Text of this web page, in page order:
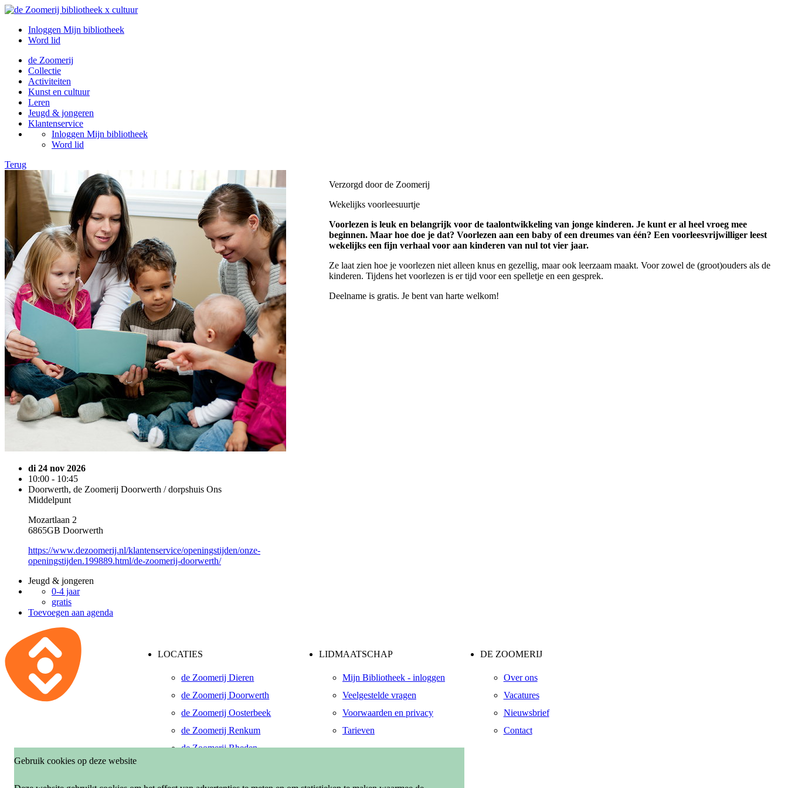
Gebruik cookies op deze website
Inloggen Mijn bibliotheek
Word lid
de Zoomerij
Collectie
Activiteiten
Kunst en cultuur
Leren
Jeugd & jongeren
Klantenservice
Inloggen Mijn bibliotheek
Word lid
Terug
di 24 nov 2026
10:00 - 10:45
Doorwerth, de Zoomerij Doorwerth / dorpshuis Ons
Middelpunt
Mozartlaan 2
6865GB Doorwerth
https://www.dezoomerij.nl/klantenservice/openingstijden/onze-
openingstijden.199889.html/de-zoomerij-doorwerth/
Jeugd & jongeren
0-4 jaar
gratis
Toevoegen aan agenda
Verzorgd door de Zoomerij
Wekelijks voorleesuurtje
Voorlezen is leuk en belangrijk voor de taalontwikkeling van jonge kinderen. Je kunt er al heel vroeg mee
beginnen. Maar hoe doe je dat? Voorlezen aan een baby of een dreumes van één? Een voorleesvrijwilliger leest
wekelijks een fijn verhaal voor aan kinderen van nul tot vier jaar.
Ze laat zien hoe je voorlezen niet alleen knus en gezellig, maar ook leerzaam maakt. Voor zowel de (groot)ouders als de
kinderen. Tijdens het voorlezen is er tijd voor een spelletje en een gesprek.
Deelname is gratis. Je bent van harte welkom!
LOCATIES
de Zoomerij Dieren
de Zoomerij Doorwerth
de Zoomerij Oosterbeek
de Zoomerij Renkum
de Zoomerij Rheden
de Zoomerij Velp-Rozendaal
LIDMAATSCHAP
Mijn Bibliotheek - inloggen
Veelgestelde vragen
Voorwaarden en privacy
Tarieven
DE ZOOMERIJ
Over ons
Vacatures
Nieuwsbrief
Contact